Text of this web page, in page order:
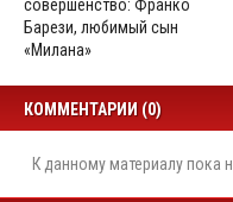
совершенство: Франко
Барези, любимый сын
«Милана»
КОММЕНТАРИИ (0)
К данному материалу пока